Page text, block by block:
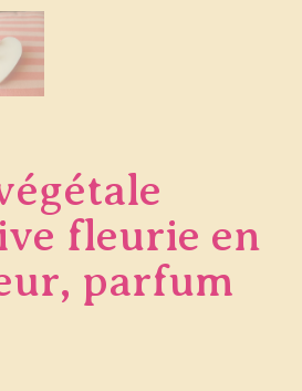
fleurie en
parfum